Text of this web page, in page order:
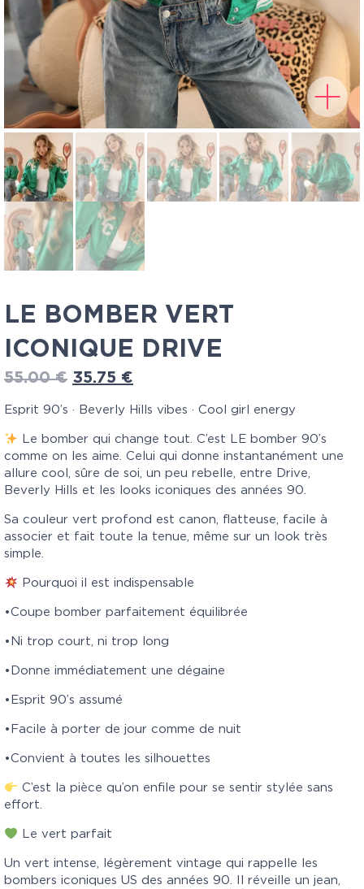
LE BOMBER VERT
ICONIQUE DRIVE
55.00€ 35.75 €
Esprit 90’s · Beverly Hills vibes · Cool girl energy
Le bomber qui change tout. C’est LE bomber 90’s
comme on les aime. Celui qui donne instantanément une
allure cool, sûre de soi, un peu rebelle, entre Drive,
Beverly Hills et les looks iconiques des années 90.
Sa couleur vert profond est canon, flatteuse, facile à
associer et fait toute la tenue, même sur un look très
simple.
Pourquoi il est indispensable
•Coupe bomber parfaitement équilibrée
•Ni trop court, ni trop long
•Donne immédiatement une dégaine
•Esprit 90’s assumé
•Facile à porter de jour comme de nuit
•Convient à toutes les silhouettes
C’est la pièce qu’on enfile pour se sentir stylée sans
effort.
Le vert parfait
Un vert intense, légèrement vintage qui rappelle les
bombers iconiques US des années 90. Il réveille un jean,